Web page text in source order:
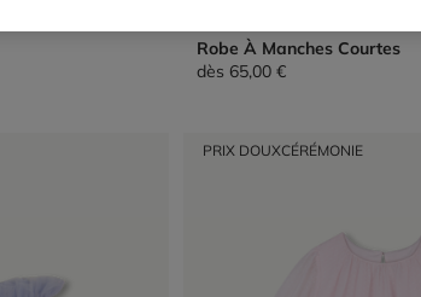
Robe À Manches Courtes
dès 65,00 €
PRIX DOUXCÉRÉMONIE